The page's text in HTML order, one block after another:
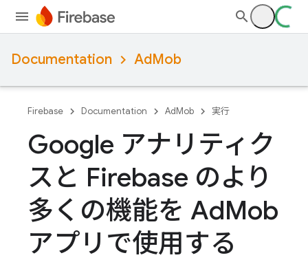
Documentation AdMob
Firebase Documentation AdMob 実行
Google アナリティク
スと Firebase のより
多くの機能を AdMob
アプリで使用する